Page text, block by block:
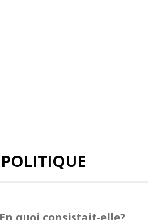
POLITIQUE
En quoi consistait-elle?